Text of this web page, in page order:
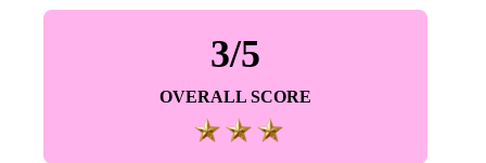
3/5
OVERALL SCORE